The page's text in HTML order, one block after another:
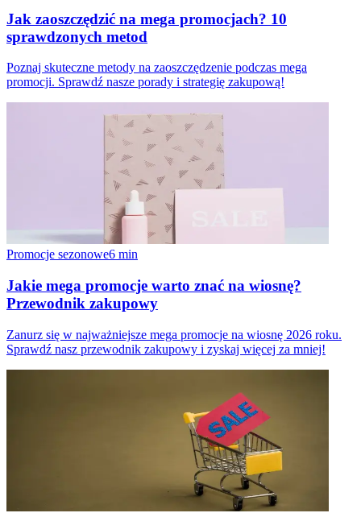
Jak zaoszczędzić na mega promocjach? 10
sprawdzonych metod
Poznaj skuteczne metody na zaoszczędzenie podczas mega
promocji. Sprawdź nasze porady i strategię zakupową!
Promocje sezonowe6 min
Jakie mega promocje warto znać na wiosnę?
Przewodnik zakupowy
Zanurz się w najważniejsze mega promocje na wiosnę 2026 roku.
Sprawdź nasz przewodnik zakupowy i zyskaj więcej za mniej!